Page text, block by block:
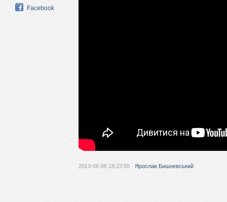
Facebook
2013-06-06 18:23:55 · Ярослав Бишневський